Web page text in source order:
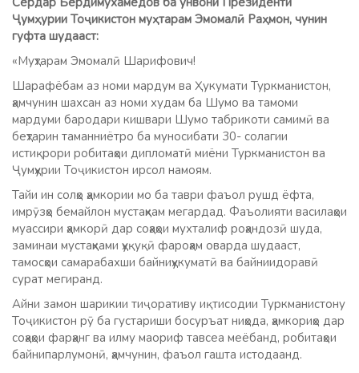
Ҷумҳурии Тоҷикистон муҳтарам Эмомалӣ Раҳмон, чунин
гуфта шудааст:
«Муҳтарам Эмомалӣ Шарифович!
Шарафёбам аз номи мардум ва Ҳукумати Туркманистон,
ҳамчунин шахсан аз номи худам ба Шумо ва тамоми
мардуми бародари кишвари Шумо табрикоти самимӣ ва
беҳтарин таманниётро ба муносибати 30- солагии
истиқрори робитаҳои дипломатӣ миёни Туркманистон ва
Ҷумҳурии Тоҷикистон ирсол намоям.
Тайи ин солҳо ҳамкории мо ба таври фаъол рушд ёфта,
имрӯзҳо бемайлон мустаҳкам мегардад. Фаъолияти василаҳои
муассири ҳамкорӣ дар соҳаҳои мухталиф роҳандозӣ шуда,
заминаи мустаҳками ҳуқуқӣ фароҳам оварда шудааст,
тамосҳои самарабахши байниҳукуматӣ ва байниидоравӣ
сурат мегиранд.
Айни замон шарикии тиҷоративу иқтисодии Туркманистону
Тоҷикистон рӯ ба густариши босуръат ниҳода, ҳамкориҳо дар
соҳаҳои фарҳанг ва илму маориф тавсеа меёбанд, робитаҳои
байнипарлумонӣ, ҳамчунин, фаъол гашта истодаанд.